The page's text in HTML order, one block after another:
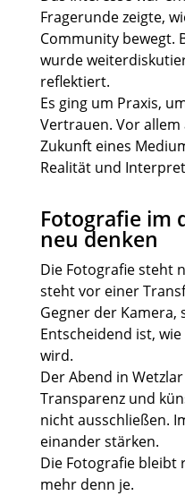
Fragerunde zeigte,
Community bewegt.
wurde
reflektiert.
Es ging um Praxis,
Vertrauen. Vor
Zukunft eines
Realität und
Fotografie im
neu denken
Die Fotografie steht
steht vor einer
Gegner der Kamera,
Entscheidend ist,
wird.
Der Abend in
Transparenz und
nicht ausschließen.
einander stärken.
Die Fotografie bleibt
mehr denn je.